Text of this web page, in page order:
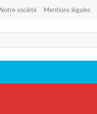
Notre société Mentions légales